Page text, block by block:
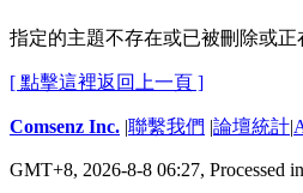
指定的主題不存在或已被刪除或正
[ 點擊這裡返回上一頁 ]
Comsenz Inc. |聯繫我們 |論壇統計|
GMT+8, 2026-8-8 06:27, Processed